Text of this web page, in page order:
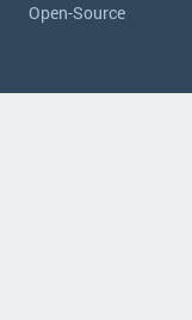
Open-Source